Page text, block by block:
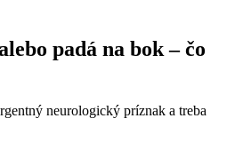
padá na bok – čo
neurologický príznak a treba